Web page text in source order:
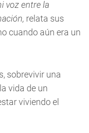
voz entre la
relata sus
cuando aún era un
sobrevivir una
vida de un
viviendo el